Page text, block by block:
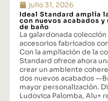
julio 31, 2026
Ideal Standard amplía
con nuevos acabados
de baño
La galardonada
accesorios fabricados
Con la ampliación de la
Standard ofrece ahora
crear un ambiente
dos nuevos acabados
mayor personalización.
Ludovica Palomba, Alu+